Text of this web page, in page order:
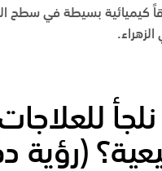
كيميائية بسيطة في سطح
.
(رؤية